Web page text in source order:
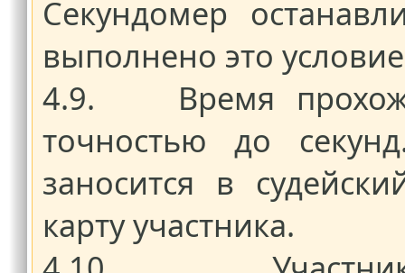
Секундомер
выполнено это
4.9. Время
точностью до
заносится в
карту участника.